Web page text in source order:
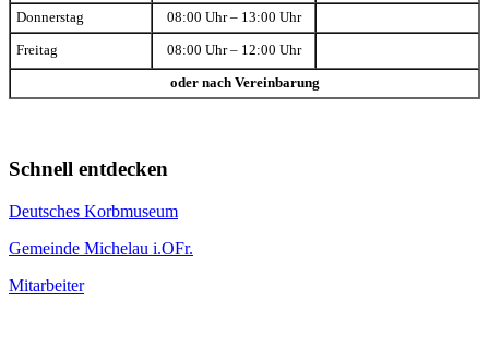
Donnerstag 08:00 Uhr – 13:00 Uhr
Freitag 08:00 Uhr – 12:00 Uhr
oder nach Vereinbarung
Schnell entdecken
Deutsches Korbmuseum
Gemeinde Michelau i.OFr.
Mitarbeiter